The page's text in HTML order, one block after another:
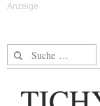
Suche nach: